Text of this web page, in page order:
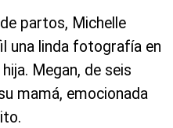
partos, Michelle
una linda fotografía en
Megan, de seis
mamá, emocionada